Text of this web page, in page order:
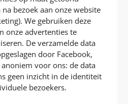
bezoek aan onze website
We gebruiken deze
onze advertenties te
De verzamelde data
door Facebook,
voor ons: de data
geen inzicht in de identiteit
bezoekers.